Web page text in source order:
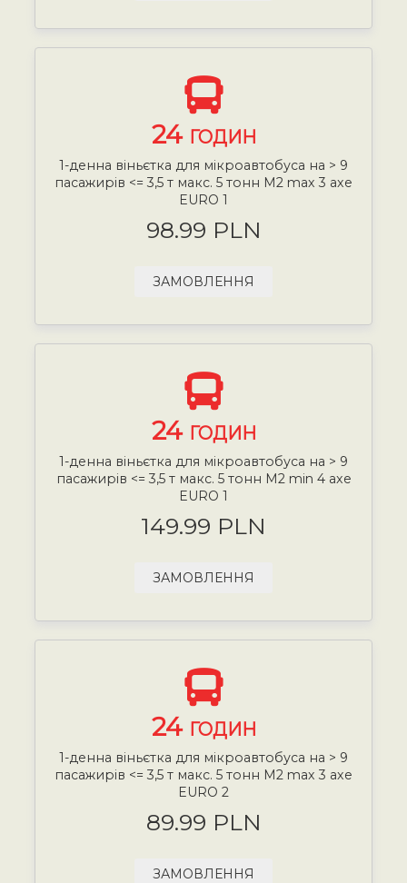
24 ГОДИН
1-денна віньєтка для мікроавтобуса на > 9
пасажирів <= 3,5 т макс. 5 тонн М2 max 3 axe
EURO 1
98.99 PLN
ЗАМОВЛЕННЯ
24 ГОДИН
1-денна віньєтка для мікроавтобуса на > 9
пасажирів <= 3,5 т макс. 5 тонн М2 min 4 axe
EURO 1
149.99 PLN
ЗАМОВЛЕННЯ
24 ГОДИН
1-денна віньєтка для мікроавтобуса на > 9
пасажирів <= 3,5 т макс. 5 тонн М2 max 3 axe
EURO 2
89.99 PLN
ЗАМОВЛЕННЯ